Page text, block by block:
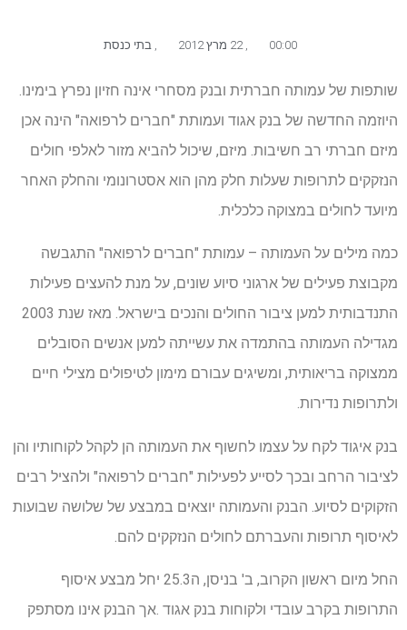
00:00
, 22 מרץ 2012 , בתי כנסת
שותפות של עמותה חברתית ובנק מסחרי אינה חזיון נפרץ בימינו.
היוזמה החדשה של בנק אגוד ועמותת "חברים לרפואה" הינה אכן
מיזם חברתי רב חשיבות. מיזם, שיכול להביא מזור לאלפי חולים
הנזקקים לתרופות שעלות חלק מהן הוא אסטרונומי והחלק האחר
מיועד לחולים במצוקה כלכלית.
כמה מילים על העמותה – עמותת "חברים לרפואה" התגבשה
מקבוצת פעילים של ארגוני סיוע שונים, על מנת להעצים פעילות
התנדבותית למען ציבור החולים והנכים בישראל. מאז שנת 2003
מגדילה העמותה בהתמדה את עשייתה למען אנשים הסובלים
ממצוקה בריאותית, ומשיגים עבורם מימון לטיפולים מצילי חיים
ולתרופות נדירות.
בנק איגוד לקח על עצמו לחשוף את העמותה הן לקהל לקוחותיו והן
לציבור הרחב ובכך לסייע לפעילות "חברים לרפואה" ולהציל רבים
הזקוקים לסיוע. הבנק והעמותה יוצאים במבצע של שלושה שבועות
לאיסוף תרופות והעברתם לחולים הנזקקים להם.
החל מיום ראשון הקרוב, ב' בניסן, ה25.3 יחל מבצע איסוף
התרופות בקרב עובדי ולקוחות בנק אגוד .אך הבנק אינו מסתפק